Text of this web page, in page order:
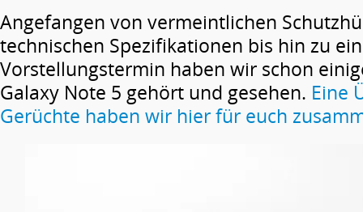
Angefangen von vermeintlichen
technischen Spezifikationen bis hin zu
Vorstellungstermin haben wir schon
Galaxy Note 5 gehört und gesehen. Eine
Gerüchte haben wir hier für euch